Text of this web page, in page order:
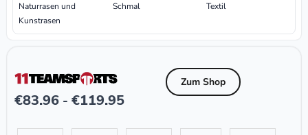
Naturrasen und
Kunstrasen
Schmal
Textil
€83.96 - €119.95
Zum Shop